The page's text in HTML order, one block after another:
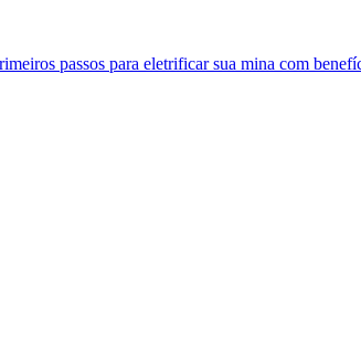
passos para eletrificar sua mina com